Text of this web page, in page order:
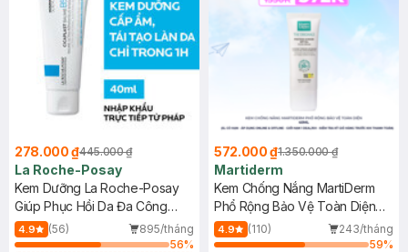
278.000 ₫445.000 ₫
La Roche-Posay
Kem Dưỡng La Roche-Posay
Giúp Phục Hồi Da Đa Công
Dụng 40ml
4.9 (56)
895/tháng
56%
572.000 ₫1.350.000 ₫
Martiderm
Kem Chống Nắng MartiDerm
Phổ Rộng Bảo Vệ Toàn Diện
40ml
4.9 (110)
243/tháng
59%